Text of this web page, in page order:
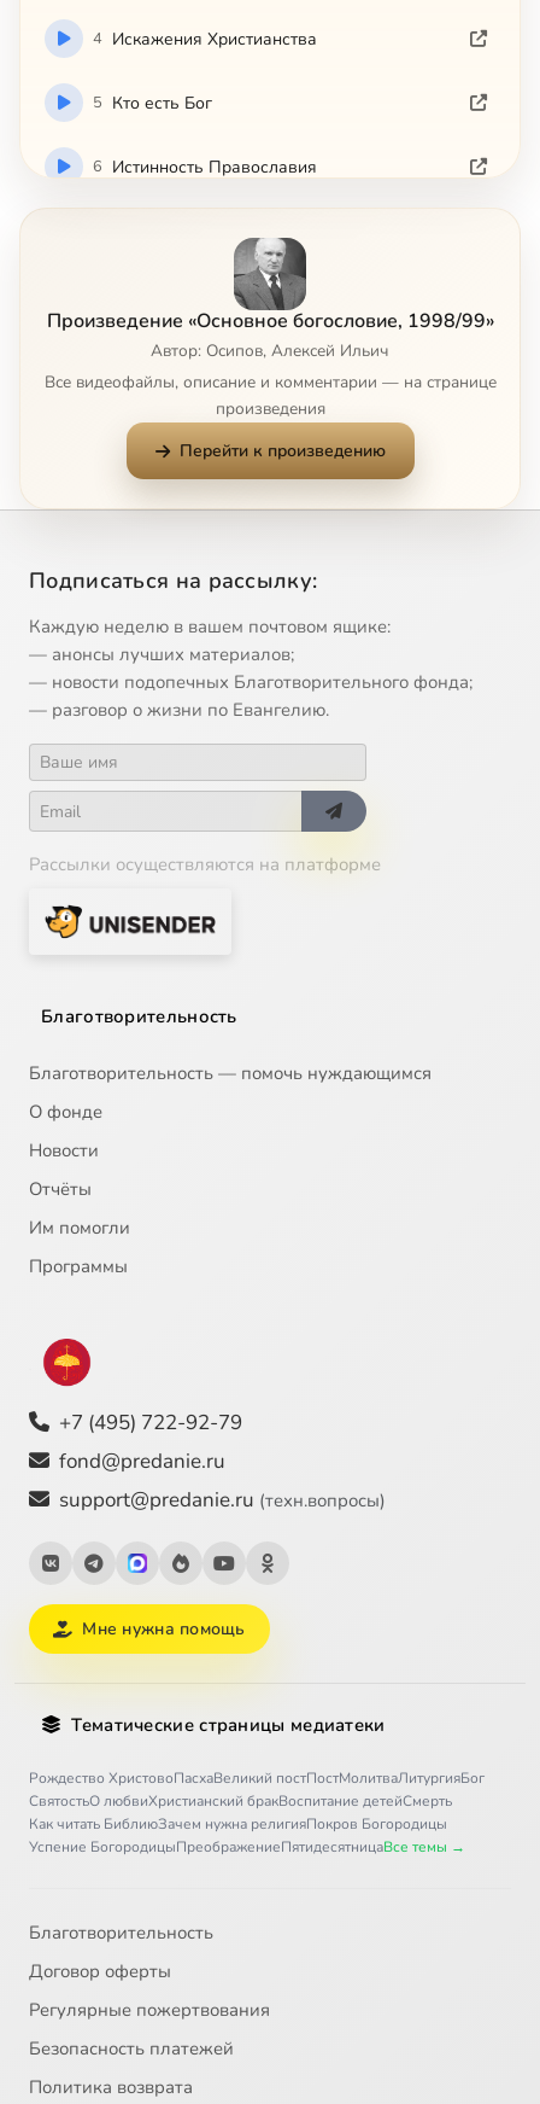
4 Искажения Христианства
5 Кто есть Бог
6 Истинность Православия
Понятие Логоса. Взгляд стоиков
Понятие Логоса. Истинность
Понятие Логоса. Истинность
Природа греха
14 Плоды Жертвы Христовой
15 Спасение
17 Таинства и языческие мистерии
18 Евхаристия и священство
Произведение «Основное богословие, 1998/99»
Автор: Осипов, Алексей Ильич
Все видеофайлы, описание и комментарии — на странице
произведения
Перейти к произведению
Подписаться на рассылку:
Каждую неделю в вашем почтовом ящике:
— анонсы лучших материалов;
— новости подопечных Благотворительного фонда;
— разговор о жизни по Евангелию.
Рассылки осуществляются на платформе
Благотворительность
Благотворительность — помочь нуждающимся
О фонде
Новости
Отчёты
Им помогли
Программы
+7 (495) 722-92-79
fond@predanie.ru
support@predanie.ru (техн.вопросы)
Мне нужна помощь
Тематические страницы медиатеки
Рождество ХристовоПасхаВеликий постПостМолитваЛитургияБог
СвятостьО любвиХристианский бракВоспитание детейСмерть
Как читать БиблиюЗачем нужна религияПокров Богородицы
Успение БогородицыПреображениеПятидесятницаВсе темы →
Благотворительность
Договор оферты
Регулярные пожертвования
Безопасность платежей
Политика возврата